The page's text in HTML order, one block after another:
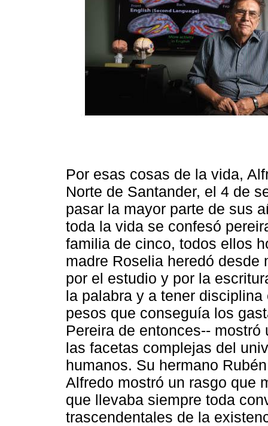
Por esas cosas de la vida,
Norte de Santander, el 4 de
pasar la mayor parte de sus
toda la vida se confesó
familia de cinco, todos ellos
madre Roselia heredó desde
por el estudio y por la
la palabra y a tener
pesos que conseguía los
Pereira de entonces--
las facetas complejas del
humanos. Su hermano
Alfredo mostró un rasgo que
que llevaba siempre toda
trascendentales de la